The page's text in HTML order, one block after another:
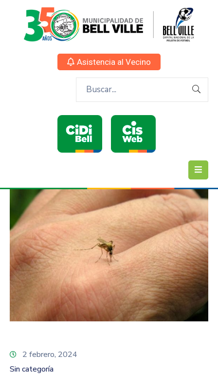
Asistencia al Vecino
2 febrero, 2024
Sin categoría